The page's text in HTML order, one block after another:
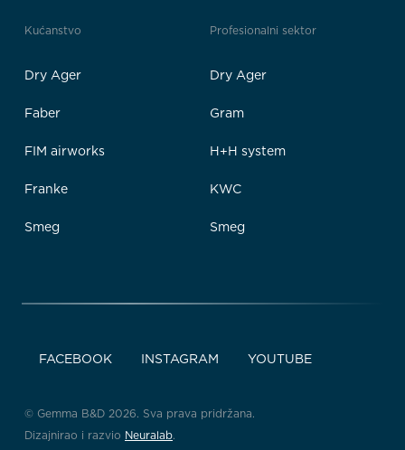
Kućanstvo
Dry Ager
Faber
FIM airworks
Franke
Smeg
Profesionalni sektor
Dry Ager
Gram
H+H system
KWC
Smeg
FACEBOOK INSTAGRAM YOUTUBE
© Gemma B&D 2026. Sva prava pridržana.
Dizajnirao i razvio Neuralab.